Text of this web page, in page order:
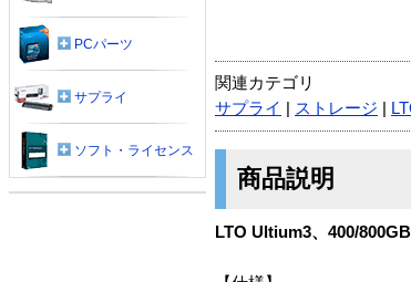
関連カテゴリ
サプライ
ストレージ
商品説明
LTO Ultium3、400/
PCパーツ
サプライ
ソフト・ライセンス